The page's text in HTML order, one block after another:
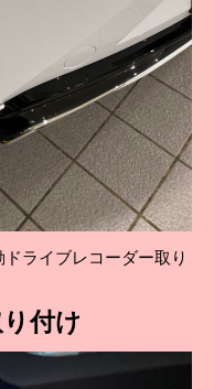
ライブレコーダー取り
付け